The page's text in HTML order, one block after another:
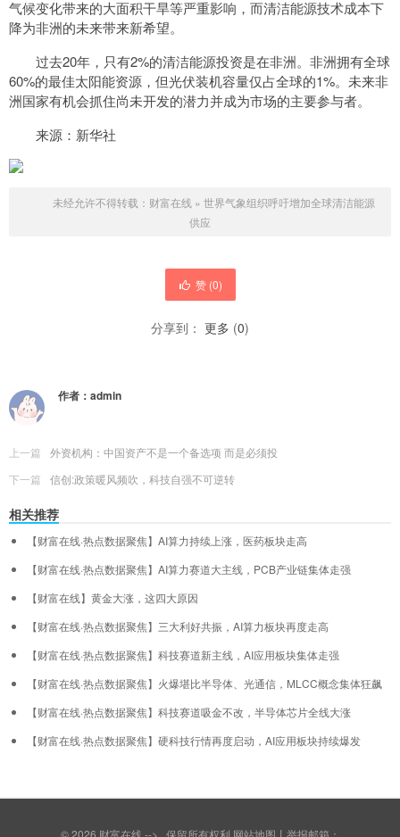
气候变化带来的大面积干旱等严重影响，而清洁能源技术成本下
降为非洲的未来带来新希望。
过去20年，只有2%的清洁能源投资是在非洲。非洲拥有全球
60%的最佳太阳能资源，但光伏装机容量仅占全球的1%。未来非
洲国家有机会抓住尚未开发的潜力并成为市场的主要参与者。
来源：新华社
未经允许不得转载： 财富在线 » 世界气象组织呼吁增加全球清洁能源
供应
赞 (0)
分享到： 更多 (0)
作者： admin
上一篇
外资机构：中国资产不是一个备选项 而是必须投
下一篇
信创:政策暖风频吹，科技自强不可逆转
相关推荐
【财富在线·热点数据聚焦】AI算力持续上涨，医药板块走高
【财富在线·热点数据聚焦】AI算力赛道大主线，PCB产业链集体走强
【财富在线】黄金大涨，这四大原因
【财富在线·热点数据聚焦】三大利好共振，AI算力板块再度走高
【财富在线·热点数据聚焦】科技赛道新主线，AI应用板块集体走强
【财富在线·热点数据聚焦】火爆堪比半导体、光通信，MLCC概念集体狂飙
【财富在线·热点数据聚焦】科技赛道吸金不改，半导体芯片全线大涨
【财富在线·热点数据聚焦】硬科技行情再度启动，AI应用板块持续爆发
© 2026 财富在线 --> 保留所有权利 网站地图 丨举报邮箱：